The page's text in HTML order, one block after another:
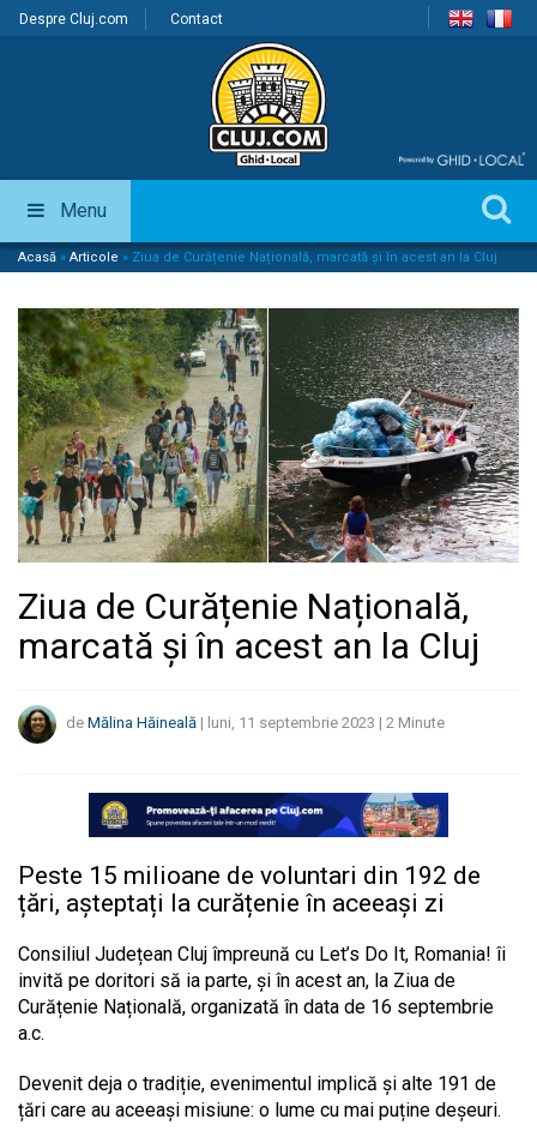
Despre Cluj.com Contact
Menu
Acasă » Articole » Ziua de Curățenie Națională, marcată și în acest an la Cluj
Ziua de Curățenie Națională,
marcată și în acest an la Cluj
de Mălina Hăineală | luni, 11 septembrie 2023 | 2 Minute
Peste 15 milioane de voluntari din 192 de
țări, așteptați la curățenie în aceeași zi
Consiliul Județean Cluj împreună cu Let’s Do It, Romania! îi
invită pe doritori să ia parte, și în acest an, la Ziua de
Curățenie Națională, organizată în data de 16 septembrie
a.c.
Devenit deja o tradiție, evenimentul implică și alte 191 de
țări care au aceeași misiune: o lume cu mai puține deșeuri.